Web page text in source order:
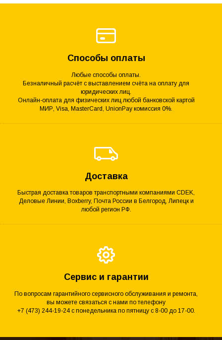
Способы оплаты
Любые способы оплаты.
Безналичный расчёт с выставлением счёта на оплату для
юридических лиц.
Онлайн-оплата для физических лиц любой банковской картой
МИР, Visa, MasterCard, UnionPay комиссия 0%.
Доставка
Быстрая доставка товаров транспортными компаниями CDEK,
Деловые Линии, Boxberry, Почта России в Белгород, Липецк и
любой регион РФ.
Сервис и гарантии
По вопросам гарантийного сервисного обслуживания и ремонта,
вы можете связаться с нами по телефону
+7 (473) 244-19-24 с понедельника по пятницу с 8-00 до 17-00.